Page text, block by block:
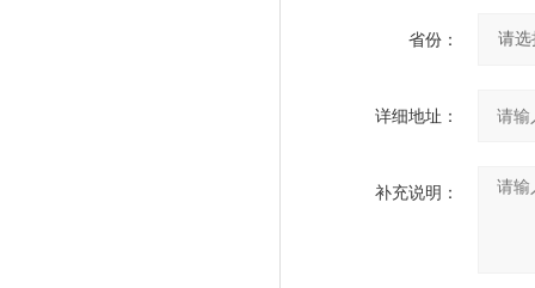
省份：
详细地址：
补充说明：